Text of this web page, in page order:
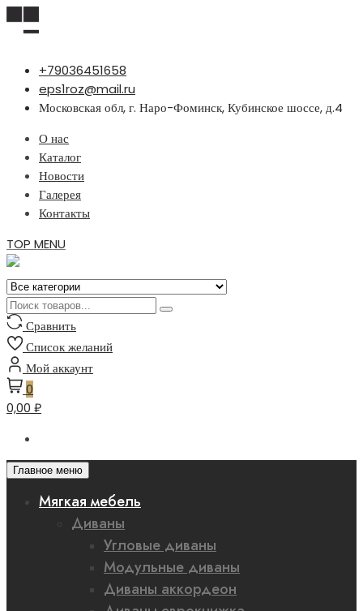
Перейти
содержимому
+79036451658
eps1roz@mail.ru
Московская обл, г. Наро-Фоминск, Кубинское шоссе, д.4
О нас
Каталог
Новости
Галерея
Контакты
TOP MENU
Сравнить
Список желаний
Мой аккаунт
0
0,00 ₽
Главное меню
Мягкая мебель
Диваны
Угловые диваны
Модульные диваны
Диваны аккордеон